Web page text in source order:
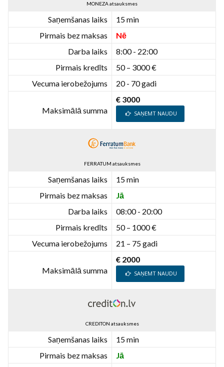
MONEZA atsauksmes
Saņemšanas laiks
15 min
Pirmais bez maksas
Nē
Darba laiks
8:00 - 22:00
Pirmais kredīts
50 – 3000 €
Vecuma ierobežojums
20 - 70 gadi
Maksimālā summa
€ 3000
SAŅEMT NAUDU
FERRATUM atsauksmes
Saņemšanas laiks
15 min
Pirmais bez maksas
Jā
Darba laiks
08:00 - 20:00
Pirmais kredīts
50 – 1000 €
Vecuma ierobežojums
21 – 75 gadi
Maksimālā summa
€ 2000
SAŅEMT NAUDU
CREDITON atsauksmes
Saņemšanas laiks
15 min
Pirmais bez maksas
Jā